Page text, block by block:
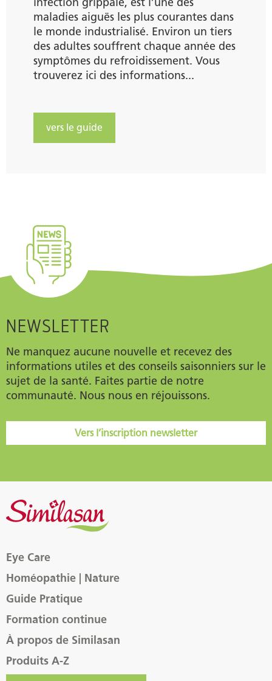
infection grippale, est l’une des
maladies aiguës les plus courantes dans
le monde industrialisé. Environ un tiers
des adultes souffrent chaque année des
symptômes du refroidissement. Vous
trouverez ici des informations...
vers le guide
NEWSLETTER
Ne manquez aucune nouvelle et recevez des
informations utiles et des conseils saisonniers sur le
sujet de la santé. Faites partie de notre
communauté. Nous nous en réjouissons.
Vers l’inscription newsletter
Eye Care
Homéopathie | Nature
Guide Pratique
Formation continue
À propos de Similasan
Produits A-Z